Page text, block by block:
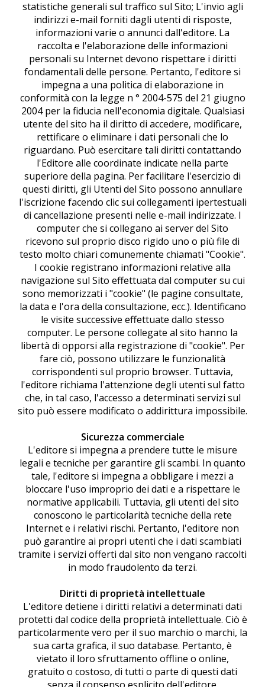
statistiche generali sul traffico sul Sito; L'invio agli
indirizzi e-mail forniti dagli utenti di risposte,
informazioni varie o annunci dall'editore. La
raccolta e l'elaborazione delle informazioni
personali su Internet devono rispettare i diritti
fondamentali delle persone. Pertanto, l'editore si
impegna a una politica di elaborazione in
conformità con la legge n ° 2004-575 del 21 giugno
2004 per la fiducia nell'economia digitale. Qualsiasi
utente del sito ha il diritto di accedere, modificare,
rettificare o eliminare i dati personali che lo
riguardano. Può esercitare tali diritti contattando
l'Editore alle coordinate indicate nella parte
superiore della pagina. Per facilitare l'esercizio di
questi diritti, gli Utenti del Sito possono annullare
l'iscrizione facendo clic sui collegamenti ipertestuali
di cancellazione presenti nelle e-mail indirizzate. I
computer che si collegano ai server del Sito
ricevono sul proprio disco rigido uno o più file di
testo molto chiari comunemente chiamati "Cookie".
I cookie registrano informazioni relative alla
navigazione sul Sito effettuata dal computer su cui
sono memorizzati i "cookie" (le pagine consultate,
la data e l'ora della consultazione, ecc.). Identificano
le visite successive effettuate dallo stesso
computer. Le persone collegate al sito hanno la
libertà di opporsi alla registrazione di "cookie". Per
fare ciò, possono utilizzare le funzionalità
corrispondenti sul proprio browser. Tuttavia,
l'editore richiama l'attenzione degli utenti sul fatto
che, in tal caso, l'accesso a determinati servizi sul
sito può essere modificato o addirittura impossibile.
Sicurezza commerciale
L'editore si impegna a prendere tutte le misure
legali e tecniche per garantire gli scambi. In quanto
tale, l'editore si impegna a obbligare i mezzi a
bloccare l'uso improprio dei dati e a rispettare le
normative applicabili. Tuttavia, gli utenti del sito
conoscono le particolarità tecniche della rete
Internet e i relativi rischi. Pertanto, l'editore non
può garantire ai propri utenti che i dati scambiati
tramite i servizi offerti dal sito non vengano raccolti
in modo fraudolento da terzi.
Diritti di proprietà intellettuale
L'editore detiene i diritti relativi a determinati dati
protetti dal codice della proprietà intellettuale. Ciò è
particolarmente vero per il suo marchio o marchi, la
sua carta grafica, il suo database. Pertanto, è
vietato il loro sfruttamento offline o online,
gratuito o costoso, di tutti o parte di questi dati